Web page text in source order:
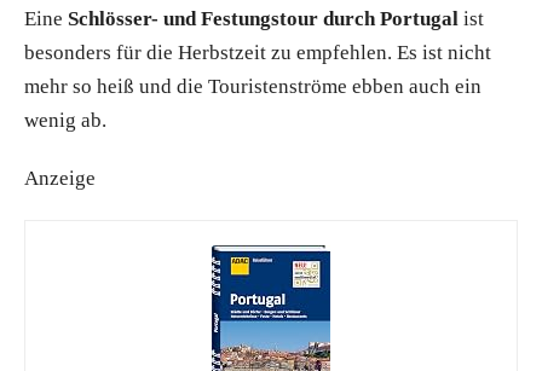
Eine Schlösser- und Festungstour durch Portugal ist
besonders für die Herbstzeit zu empfehlen. Es ist nicht
mehr so heiß und die Touristenströme ebben auch ein
wenig ab.
Anzeige